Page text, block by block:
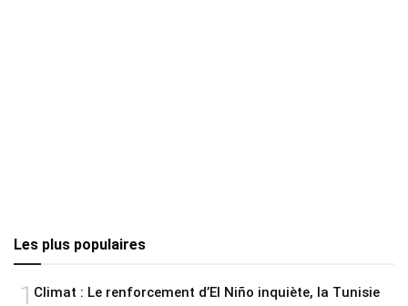
Les plus populaires
1 Climat : Le renforcement d’El Niño inquiète, la Tunisie